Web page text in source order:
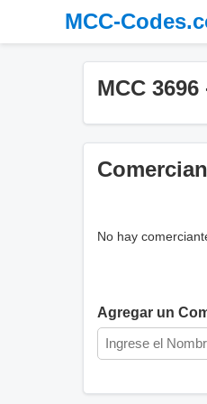
MCC-
MCC
No hay
Agregar un